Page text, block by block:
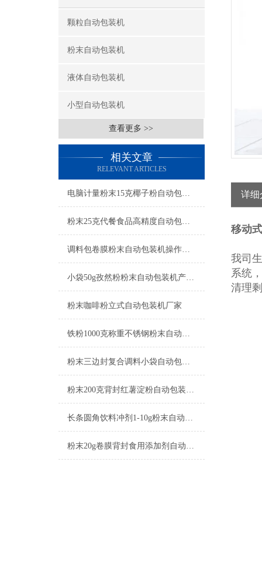
颗粒自动包装机
粉末自动包装机
液体自动包装机
小型自动包装机
查看更多 >>
相关文章
RELEVANT ARTICLES
电脑计量粉末15克椰子粉自动包装机厂家
粉末25克代餐食品高精度自动包装机操作简单
调料包卷膜粉末自动包装机操作简单
小袋50g孜然粉粉末自动包装机产品简介
粉末咖啡粉立式自动包装机厂家
铁粉1000克称重不锈钢粉末自动包装机产品简介
粉末三边封复合调料小袋自动包装机的工作原理
粉末200克背封红薯淀粉自动包装机厂家
长条圆角饮料冲剂1-10g粉末自动包装机生产商
粉末20g卷膜背封食用添加剂自动包装机生产商
详细
移动
我司
系统
清理